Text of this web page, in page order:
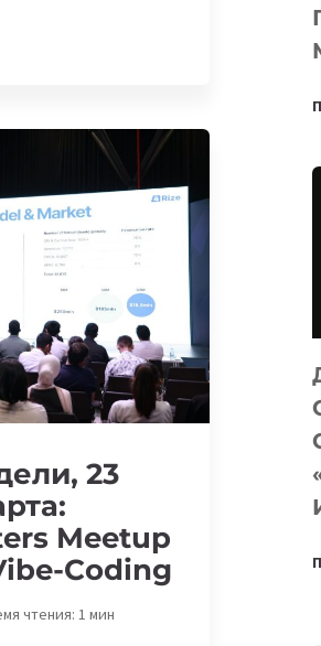
23
Meetup
Coding
чтения: 1мин